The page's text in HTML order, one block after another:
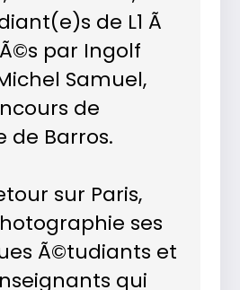
de L1 Ã
par Ingolf
Samuel,
de
de Barros.
sur Paris,
ses
Ã©tudiants et
qui